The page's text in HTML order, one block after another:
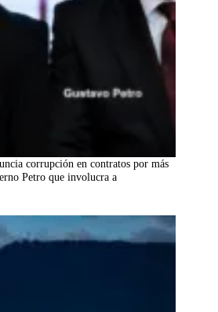
corrupción en contratos por más
Petro que involucra a